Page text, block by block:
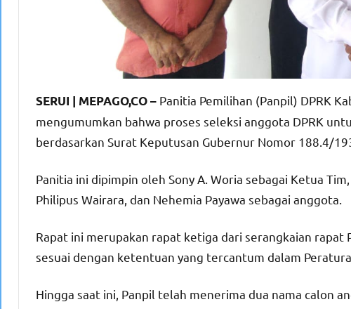
SERUI | MEPAGO,CO – Panitia Pemilihan (Panpil) DPRK
mengumumkan bahwa proses seleksi anggota DPRK
berdasarkan Surat Keputusan Gubernur Nomor 188.4/
Panitia ini dipimpin oleh Sony A. Woria sebagai Ketua
Philipus Wairara, dan Nehemia Payawa sebagai anggota.
Rapat ini merupakan rapat ketiga dari serangkaian
sesuai dengan ketentuan yang tercantum dalam
Hingga saat ini, Panpil telah menerima dua nama calon